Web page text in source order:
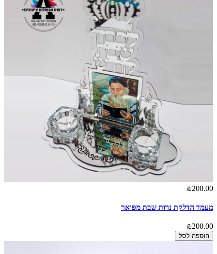
₪200.00
מעמד הדלקת נרות שבת מפואר
₪200.00
הוספה לסל